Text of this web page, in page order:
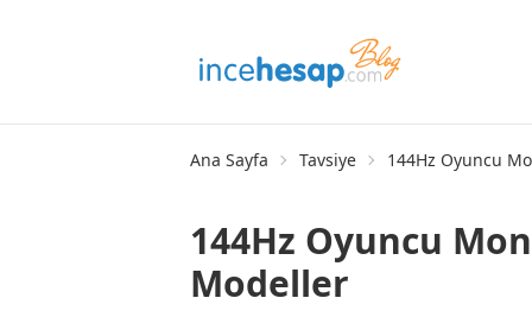
Ana Sayfa Tavsiye 144Hz Oyuncu
144Hz Oyuncu
Modeller